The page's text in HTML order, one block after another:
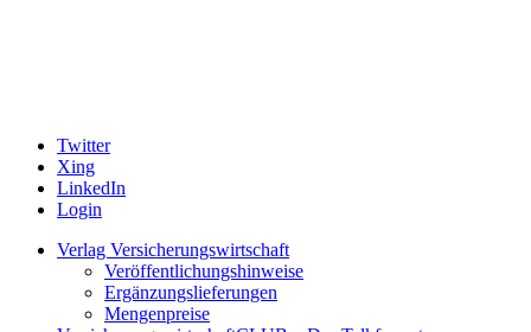
Twitter
Xing
LinkedIn
Login
Verlag Versicherungswirtschaft
Veröffentlichungshinweise
Ergänzungslieferungen
Mengenpreise